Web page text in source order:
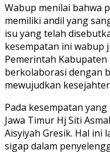
Wabup menilai bahwa
memiliki andil yang
isu yang telah
kesempatan ini wabup
Pemerintah
berkolaborasi dengan
mewujudkan
Pada kesempatan
Jawa Timur Hj Siti
Aisyiyah Gresik. Hal ini
sigap dalam